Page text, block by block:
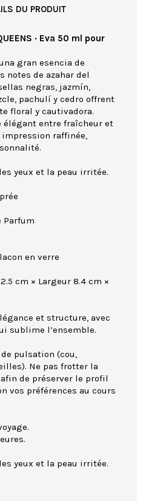
DU PRODUIT
· Eva 50 ml pour
gran esencia de
notes de azahar del
negras, jazmín,
pachulí y cedro offrent
floral y cautivadora.
entre fraîcheur et
raffinée,
yeux et la peau irritée.
Parfum
en verre
cm × Largeur 8.4 cm ×
et structure, avec
sublime l’ensemble.
pulsation (cou,
Ne pas frotter la
de préserver le profil
vos préférences au cours
yeux et la peau irritée.